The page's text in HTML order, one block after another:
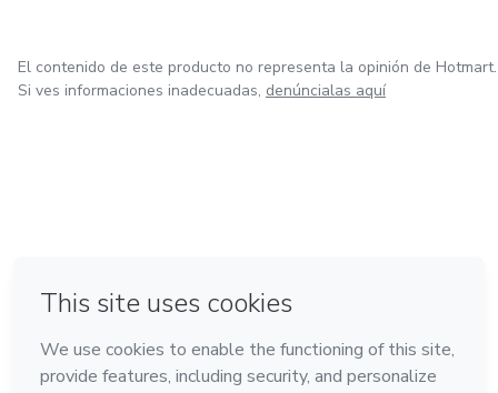
El contenido de este producto no representa la opinión de Hotmart.
Si ves informaciones inadecuadas, denúncialas aquí
Hecho con❤ en Belo Horizonte